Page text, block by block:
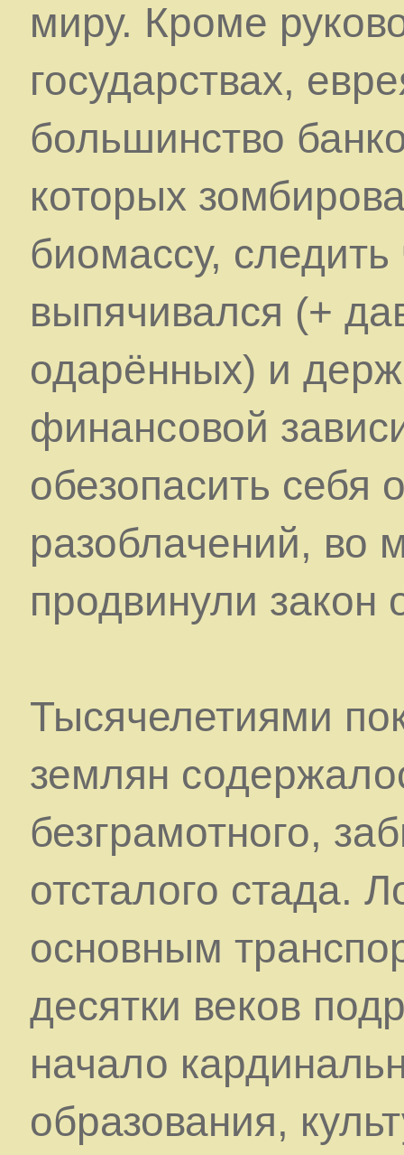
миру. Кроме
государствах,
большинство
которых
биомассу,
выпячивался (+
одарённых) и
финансовой
обезопасить себя
разоблачений, во
продвинули закон
Тысячелетиями
землян
безграмотного,
отсталого стада.
основным
десятки веков
начало
образования,